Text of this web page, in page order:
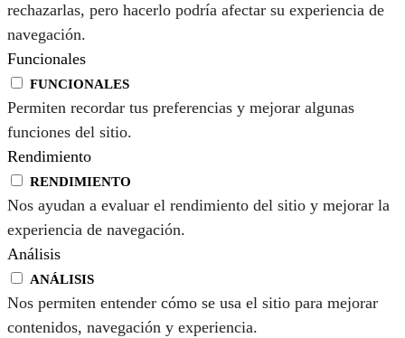
rechazarlas, pero hacerlo podría afectar su experiencia de
navegación.
Funcionales
FUNCIONALES
Permiten recordar tus preferencias y mejorar algunas
funciones del sitio.
Rendimiento
RENDIMIENTO
Nos ayudan a evaluar el rendimiento del sitio y mejorar la
experiencia de navegación.
Análisis
ANÁLISIS
Nos permiten entender cómo se usa el sitio para mejorar
contenidos, navegación y experiencia.